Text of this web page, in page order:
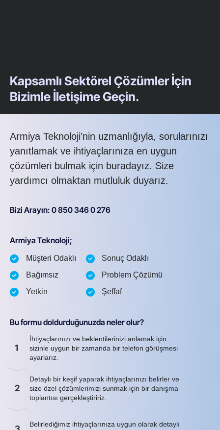
Kapsamlı Sektörel Çözümler İçin
Bizimle İletişime Geçin.
Armiya Teknoloji’nin uzmanlığıyla, sorularınızı
yanıtlamak ve ihtiyaçlarınıza en uygun
çözümleri bulmak için buradayız. Size
yardımcı olmaktan mutluluk duyarız.
Bizi Arayın: 0 850 346 0 276
Armiya Teknoloji;
Müşteri Odaklı
Bağımsız
Yetkin
Sonuç Odaklı
Problem Çözümü
Şeffaf
Bu formu doldurduğunuzda neler olur?
1
İhtiyaçlarınızı ve beklentilerinizi anlamak için
sizinle uygun bir zamanda bir telefon görüşmesi
ayarlarız.
2
Detaylı bir keşif yaparak ihtiyaçlarınızı belirler ve
size özel çözümlerimizi sunmak için bir danışma
toplantısı gerçekleştiririz.
Belirlediğimiz ihtiyaçlarınıza uygun olarak detaylı